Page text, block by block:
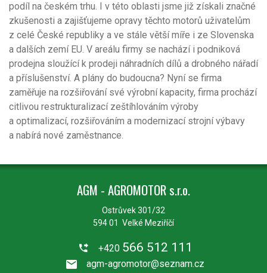
podíl na českém trhu. I v této oblasti jsme již získali značné
zkušenosti a zajišťujeme opravy těchto motorů uživatelům
z celé České republiky a ve stále větší míře i ze Slovenska
a dalších zemí EU. V areálu firmy se nachází i podniková
prodejna sloužící k prodeji náhradních dílů a drobného nářadí
a příslušenství. A plány do budoucna? Nyní se firma
zaměřuje na rozšiřování své výrobní kapacity, firma prochází
citlivou restrukturalizací zeštíhlováním výroby
a optimalizací, rozšiřováním a modernizací strojní výbavy
a nabírá nové zaměstnance.
AGM - AGROMOTOR s.r.o.
Ostrůvek 301/32
594 01 Velké Meziříčí
+420 566 512 111
agm-agromotor@seznam.cz